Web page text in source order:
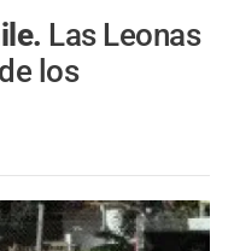
Las Leonas
los